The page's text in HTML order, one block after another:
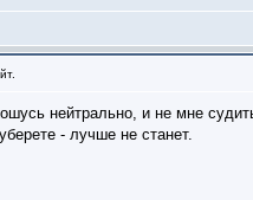
нейтрально, и не мне
- лучше не станет.